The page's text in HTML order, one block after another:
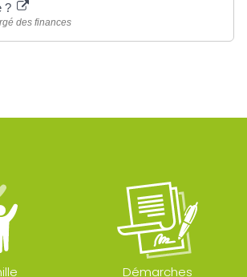
?
des finances
Démarches